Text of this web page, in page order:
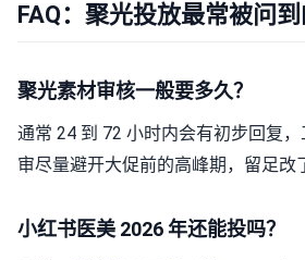
FAQ：聚光投放最常被问
聚光素材审核一般要多久？
通常 24 到 72 小时内会有初步回复
审尽量避开大促前的高峰期，留足改
小红书医美 2026 年还能投吗？